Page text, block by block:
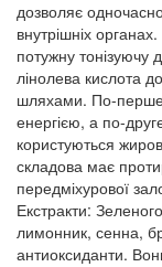
дозволяє
внутрішніх
потужну тонізуючу
лінолева кислота
шляхами. По-
енергією, а по-
користуються
складова має
передміхурової
Екстракти:
лимонник, сенна,
антиоксиданти.